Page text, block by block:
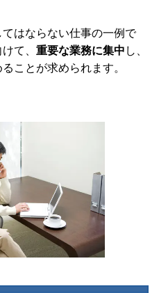
はならない仕事の一例で
て、 重要な業務に集中 し、
ことが求められます。